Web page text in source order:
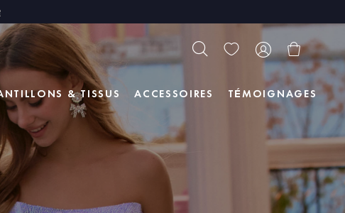
& TISSUS ACCESSOIRES TÉMOIGNAGES